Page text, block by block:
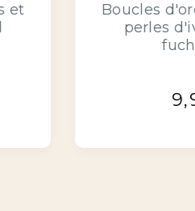
Boucles d'oreilles
perles d'ivoire
naturel/
€